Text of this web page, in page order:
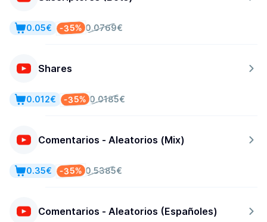
0.0769€
-35%
0.05€
Shares
0.0185€
-35%
0.012€
Comentarios - Aleatorios (Mix)
0.5385€
-35%
0.35€
Comentarios - Aleatorios (Españoles)